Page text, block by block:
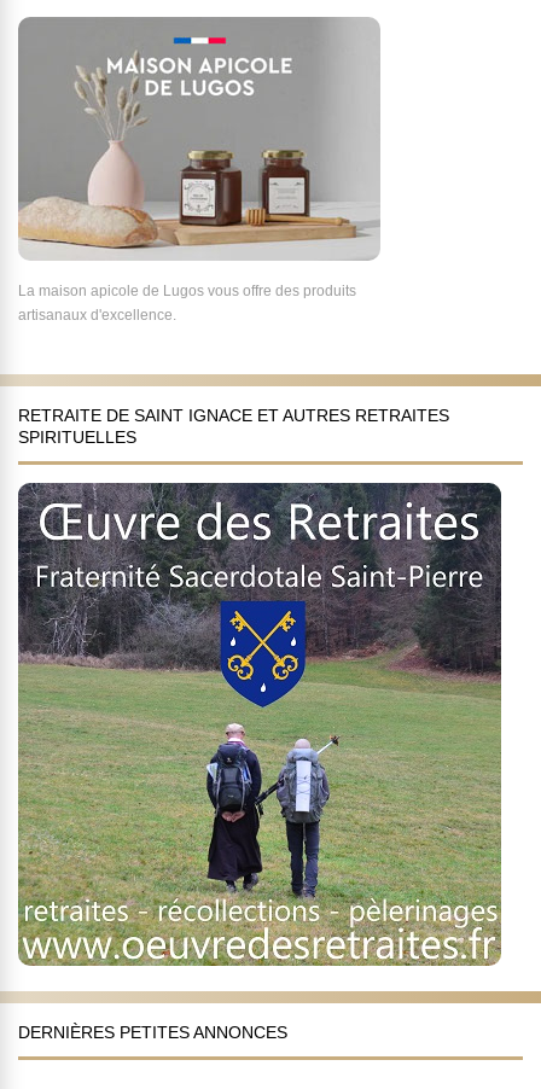
La maison apicole de Lugos vous offre des produits
artisanaux d'excellence.
RETRAITE DE SAINT IGNACE ET AUTRES RETRAITES
SPIRITUELLES
DERNIÈRES PETITES ANNONCES